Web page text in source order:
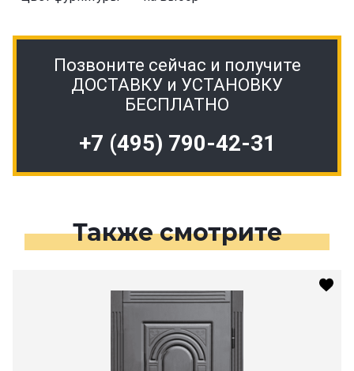
Позвоните сейчас и получите
ДОСТАВКУ и УСТАНОВКУ
БЕСПЛАТНО
+7 (495) 790-42-31
Также смотрите